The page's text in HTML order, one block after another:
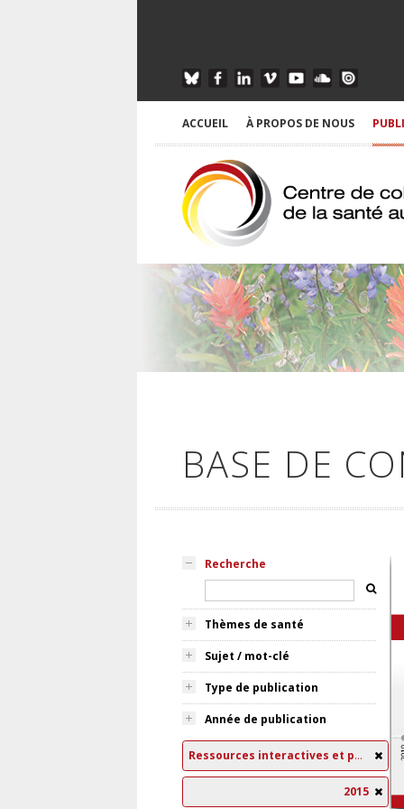
ACCUEIL À PROPOS DE NOUS
BASE DE
Recherche
Thèmes de santé
Sujet / mot-clé
Type de publication
Année de publication
Ressources interactives et pédagogiques
2015